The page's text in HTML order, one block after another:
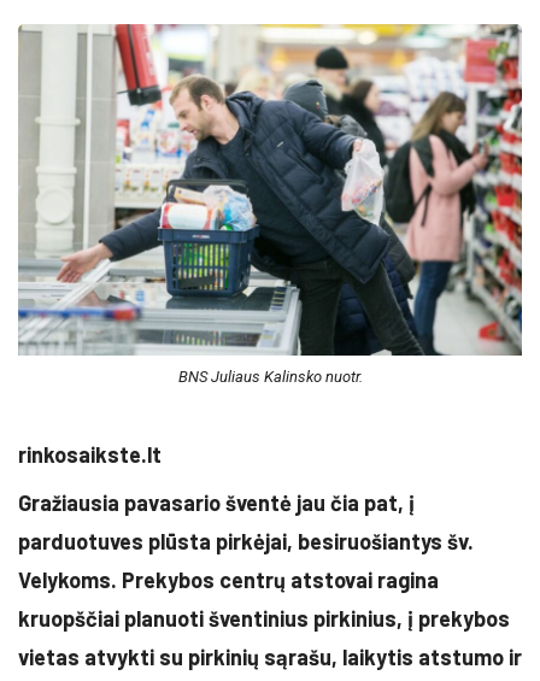
BNS Juliaus Kalinsko nuotr.
rinkosaikste.lt
Gražiausia pavasario šventė jau čia pat, į
parduotuves plūsta pirkėjai, besiruošiantys šv.
Velykoms. Prekybos centrų atstovai ragina
kruopščiai planuoti šventinius pirkinius, į prekybos
vietas atvykti su pirkinių sąrašu, laikytis atstumo ir